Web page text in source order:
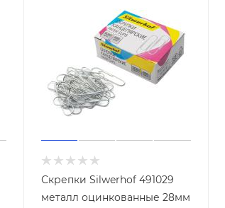
Скрепки Silwerhof 491029
металл оцинкованные 28мм